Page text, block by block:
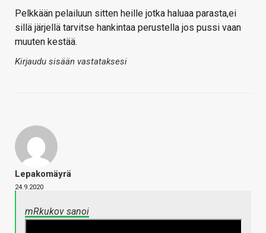
Pelkkään pelailuun sitten heille jotka haluaa parasta,ei
sillä järjellä tarvitse hankintaa perustella jos pussi vaan
muuten kestää.
Kirjaudu sisään vastataksesi
Lepakomäyrä
24.9.2020
mRkukov sanoi